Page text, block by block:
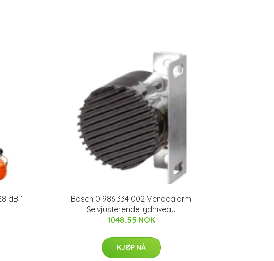
dB 1
Bosch 0 986 334 002 Vendealarm
Selvjusterende lydniveau
1048.55 NOK
KJØP NÅ